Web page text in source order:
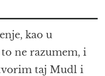
kao u
ne razumem, i
taj Mudl i